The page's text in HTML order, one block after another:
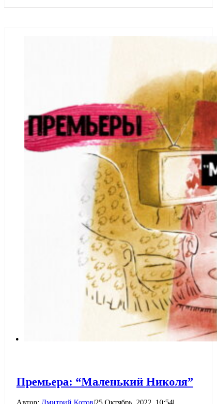
Премьера: “Маленький Николя”
Автор: Дмитрий Котов|25 Октябрь, 2022, 10:54|